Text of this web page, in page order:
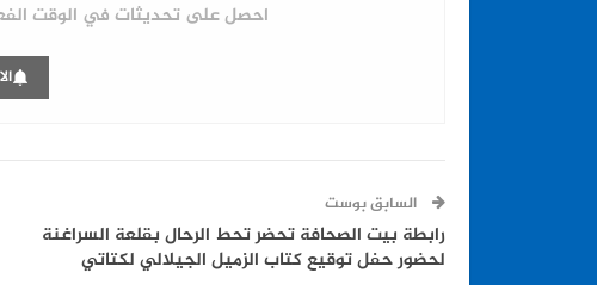
احصل على تحديثات في الوقت
السابق بوست
رابطة بيت الصحافة تحضر تحط الرحال بقلعة السراغنة
لحضور حفل توقيع كتاب الزميل الجيلالي لكتاتي